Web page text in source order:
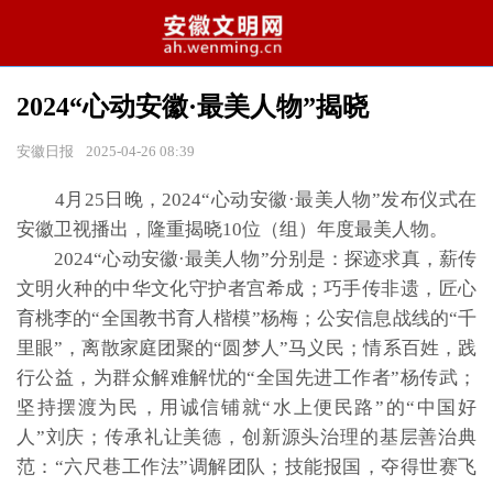
2024“心动安徽·最美人物”揭晓
安徽日报 2025-04-26 08:39
4月25日晚，2024“心动安徽·最美人物”发布仪式在
安徽卫视播出，隆重揭晓10位（组）年度最美人物。
2024“心动安徽·最美人物”分别是：探迹求真，薪传
文明火种的中华文化守护者宫希成；巧手传非遗，匠心
育桃李的“全国教书育人楷模”杨梅；公安信息战线的“千
里眼”，离散家庭团聚的“圆梦人”马义民；情系百姓，践
行公益，为群众解难解忧的“全国先进工作者”杨传武；
坚持摆渡为民，用诚信铺就“水上便民路”的“中国好
人”刘庆；传承礼让美德，创新源头治理的基层善治典
范：“六尺巷工作法”调解团队；技能报国，夺得世赛飞